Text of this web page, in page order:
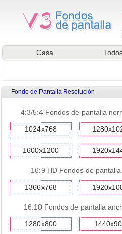
Casa
Fondo de Pantalla Resolución
4:3/5:4 Fondos de pantalla
1024x768
1600x1200
16:9 HD Fondos de pantalla
1366x768
16:10 Fondos de pantalla
1280x800